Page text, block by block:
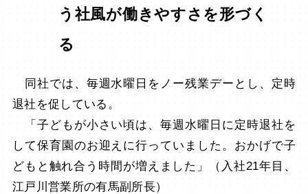
う社風が働きやすさを形づく
る
同社では、毎週水曜日をノー残業デーとし、定時
退社を促している。
「子どもが小さい頃は、毎週水曜日に定時退社を
して保育園のお迎えに行っていました。おかげで子
どもと触れ合う時間が増えました」（入社21年目、
江戸川営業所の有馬副所長）